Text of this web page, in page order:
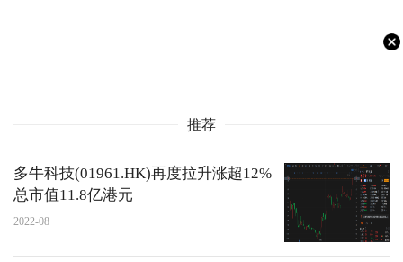
推荐
多牛科技(01961.HK)再度拉升涨超12%
总市值11.8亿港元
2022-08